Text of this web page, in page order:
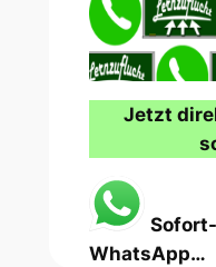
Jetzt
WhatsApp…